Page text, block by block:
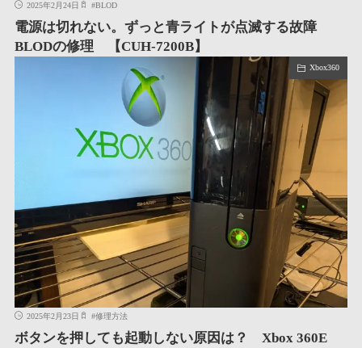
2025年2月24日 #BLOD
電源は切れない。ずっと青ライトが点滅する故障
BLODの修理 【CUH-7200B】
Xbox360
2025年2月23日 #修理方法
ボタンを押しても起動しない原因は？ Xbox 360E